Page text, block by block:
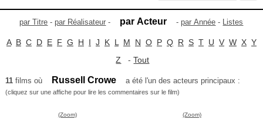
par Titre -par Réalisateur - par Acteur -par Année - Listes
A B C D E F G H I J K L M N O P Q R S T U V W X Y
Z -Tout
11films où Russell Crowe a été l'un des acteurs principaux :
(cliquez sur une affiche pour lire les commentaires sur le film)
(Zoom) (Zoom)